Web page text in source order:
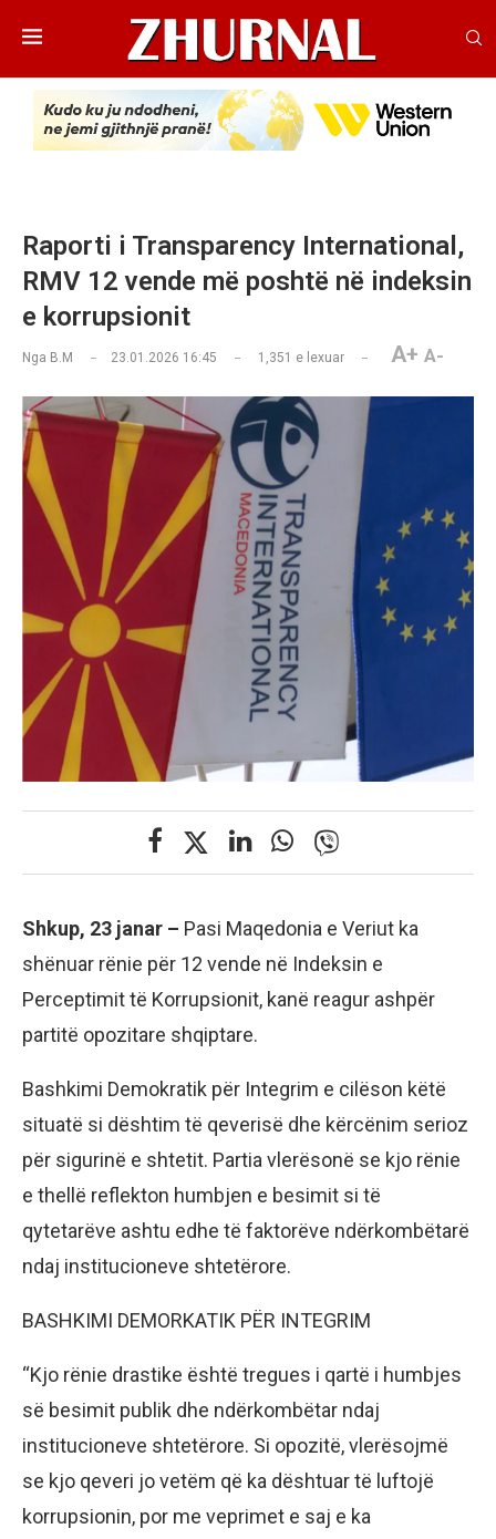
Raporti i Transparency International,
RMV 12 vende më poshtë në indeksin
e korrupsionit
Nga B.M 23.01.2026 16:45 1,351 e lexuar A+ A-
Shkup, 23 janar – Pasi Maqedonia e Veriut ka
shënuar rënie për 12 vende në Indeksin e
Perceptimit të Korrupsionit, kanë reagur ashpër
partitë opozitare shqiptare.
Bashkimi Demokratik për Integrim e cilëson këtë
situatë si dështim të qeverisë dhe kërcënim serioz
për sigurinë e shtetit. Partia vlerësonë se kjo rënie
e thellë reflekton humbjen e besimit si të
qytetarëve ashtu edhe të faktorëve ndërkombëtarë
ndaj institucioneve shtetërore.
BASHKIMI DEMORKATIK PËR INTEGRIM
“Kjo rënie drastike është tregues i qartë i humbjes
së besimit publik dhe ndërkombëtar ndaj
institucioneve shtetërore. Si opozitë, vlerësojmë
se kjo qeveri jo vetëm që ka dështuar të luftojë
korrupsionin, por me veprimet e saj e ka